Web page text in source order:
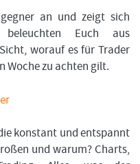
an und zeigt sich
Euch aus
worauf es für Trader
Woche zu achten gilt.
konstant und entspannt
und warum? Charts,